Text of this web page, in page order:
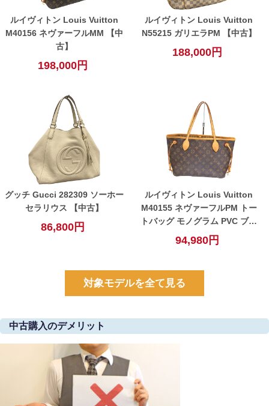
ルイヴィトン Louis Vuitton
M40156 ネヴァーフルMM 【中
古】
198,000円
ルイヴィトン Louis Vuitton
N55215 ガリエラPM 【中古】
188,000円
グッチ Gucci 282309 ソーホー
セラリウス 【中古】
86,800円
ルイヴィトン Louis Vuitton
M40155 ネヴァーフルPM トー
トバッグ モノグラム PVC ブラ
ウン レディース 【中古】
94,980円
対象モデルを全て見る
中古購入のデメリット